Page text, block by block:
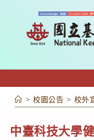
容
> 校園公告 > 校外
中臺科技大學